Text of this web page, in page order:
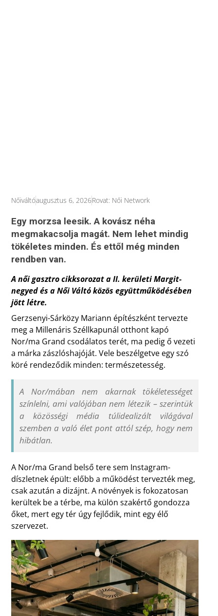
Nőiváltóaugusztus 6, 2026Rovat: Női Network
Egy morzsa leesik. A kovász néha
megmakacsolja magát. Nem lehet mindig
tökéletes minden. És ettől még minden
rendben van.
A női gasztro cikksorozat a II. kerületi Margit-
negyed és a Női Váltó közös együttműködésében
jött létre.
Gerzsenyi-Sárközy Mariann építészként tervezte
meg a Millenáris Széllkapunál otthont kapó
Nor/ma Grand csodálatos terét, ma pedig ő vezeti
a márka zászlóshajóját. Vele beszélgetve egy szó
köré rendeződik minden: természetesség.
A Nor/mában nem akarnak tökéletességet
színlelni, ami valójában nem létezik – szerintük
a közösségi média túlidealizált világával
szemben a való élet pont attól szép, hogy nem
hibátlan.
A Nor/ma Grand belső tere sem Instagram-
díszletnek épült: előbb a működést tervezték meg,
csak azután a dizájnt. A növények is fokozatosan
kerültek be a térbe, ma külön szakértő gondozza
őket, mert egy tér úgy fejlődik, mint egy élő
szervezet.